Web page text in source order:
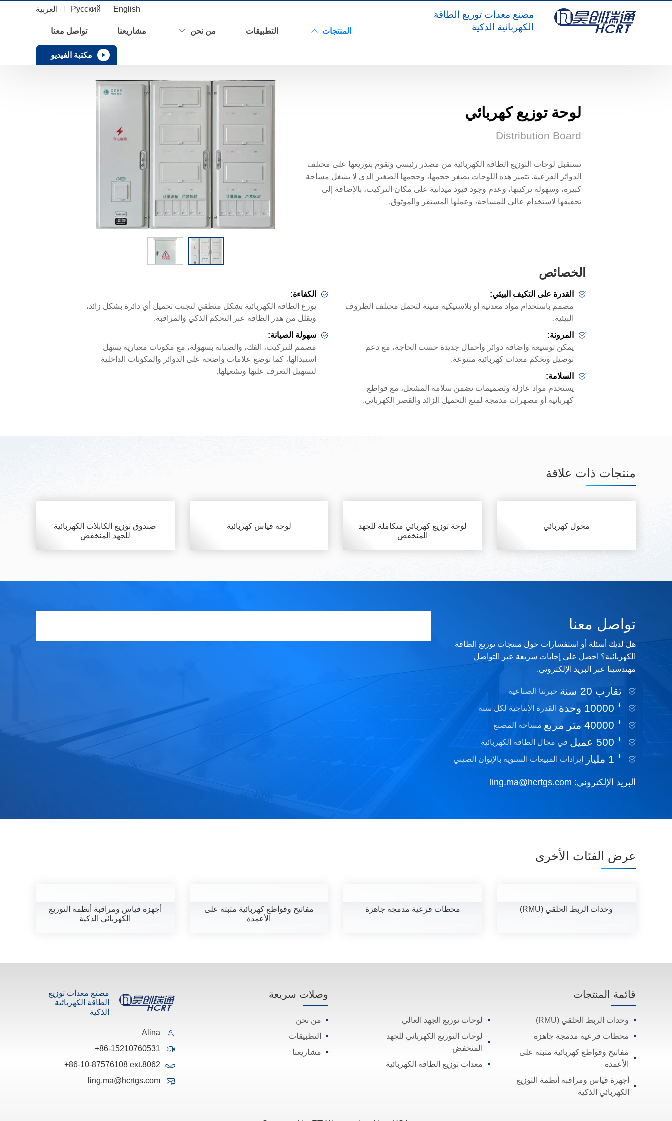
مصنع معدات توزيع الطاقة
الكهربائية الذكية
English
Русский العربية
المنتجات التطبيقات من نحن مشاريعنا تواصل معنا
مكتبة الفيديو
لوحة توزيع كهربائي
Distribution Board
تستقبل لوحات التوزيع الطاقة الكهربائية من مصدر رئيسي وتقوم بتوزيعها على مختلف
الدوائر الفرعية. تتميز هذه اللوحات بصغر حجمها، وحجمها الصغير الذي لا يشغل مساحة
كبيرة، وسهولة تركيبها، وعدم وجود قيود ميدانية على مكان التركيب، بالإضافة إلى
تحقيقها لاستخدام عالي للمساحة، وعملها المستقر والموثوق.
الخصائص
القدرة على التكيف البيئي:
مصمم باستخدام مواد معدنية أو بلاستيكية متينة لتحمل مختلف الظروف
البيئية.
المرونة:
يمكن توسيعه وإضافة دوائر وأحمال جديدة حسب الحاجة، مع دعم
توصيل وتحكم معدات كهربائية متنوعة.
السلامة:
يستخدم مواد عازلة وتصميمات تضمن سلامة المشغل، مع قواطع
كهربائية أو مصهرات مدمجة لمنع التحميل الزائد والقصر الكهربائي.
الكفاءة:
يوزع الطاقة الكهربائية بشكل منطقي لتجنب تحميل أي دائرة بشكل زائد،
ويقلل من هدر الطاقة عبر التحكم الذكي والمراقبة.
سهولة الصيانة:
مصمم للتركيب، الفك، والصيانة بسهولة، مع مكونات معيارية يسهل
استبدالها، كما توضع علامات واضحة على الدوائر والمكونات الداخلية
لتسهيل التعرف عليها وتشغيلها.
منتجات ذات علاقة
محول كهربائي
لوحة توزيع كهربائي متكاملة للجهد
المنخفض
لوحة قياس كهربائية
صندوق توزيع الكابلات الكهربائية
للجهد المنخفض
تواصل معنا
هل لديك أسئلة أو استفسارات حول منتجات توزيع الطاقة
الكهربائية؟ احصل على إجابات سريعة عبر التواصل
مهندسينا عبر البريد الإلكتروني.
تقارب 20 سنة خبرتنا الصناعية
10000 + وحدة القدرة الإنتاجية لكل سنة
40000 + متر مربع مساحة المصنع
500 + عميل في مجال الطاقة الكهربائية
1 + مليار إيرادات المبيعات السنوية بالإيوان الصيني
البريد الإلكتروني: ling.ma@hcrtgs.com
عرض الفئات الأخرى
وحدات الربط الحلقي (RMU) محطات فرعية مدمجة جاهزة
مفاتيح وقواطع كهربائية مثبتة على
الأعمدة
أجهزة قياس ومراقبة أنظمة التوزيع
الكهربائي الذكية
قائمة المنتجات
وحدات الربط الحلقي (RMU)
محطات فرعية مدمجة جاهزة
مفاتيح وقواطع كهربائية مثبتة على
الأعمدة
أجهزة قياس ومراقبة أنظمة التوزيع
الكهربائي الذكية
لوحات توزيع الجهد العالي
لوحات التوزيع الكهربائي للجهد
المنخفض
معدات توزيع الطاقة الكهربائية
وصلات سريعة
من نحن
التطبيقات
مشاريعنا
مصنع معدات توزيع
الطاقة الكهربائية
الذكية
Alina
+86-15210760531
+86-10-87576108 ext.8062
ling.ma@hcrtgs.com